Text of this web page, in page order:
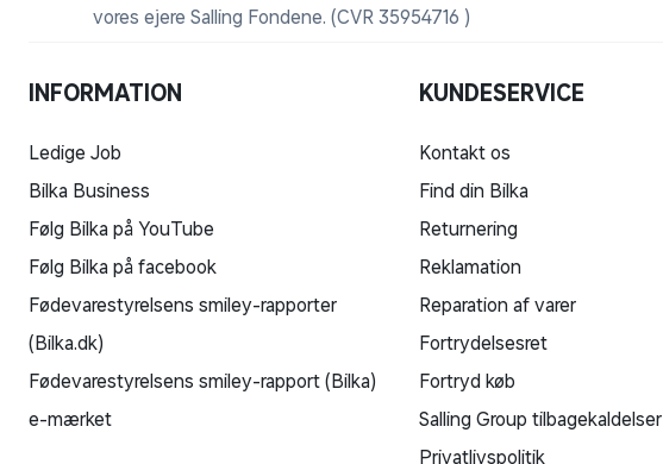
vores ejere Salling Fondene. (CVR 35954716 )
INFORMATION
Ledige Job
Bilka Business
Følg Bilka på YouTube
Følg Bilka på facebook
Fødevarestyrelsens smiley-rapporter
(Bilka.dk)
Fødevarestyrelsens smiley-rapport (Bilka)
e-mærket
KUNDESERVICE
Kontakt os
Find din Bilka
Returnering
Reklamation
Reparation af varer
Fortrydelsesret
Fortryd køb
Salling Group tilbagekaldelser
Privatlivspolitik